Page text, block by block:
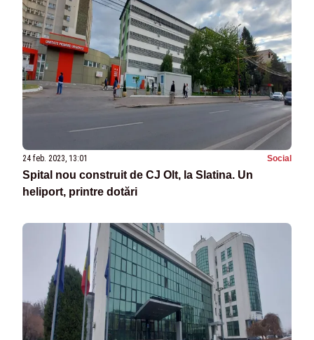
24 feb. 2023, 13:01 Social
Spital nou construit de CJ Olt, la Slatina. Un
heliport, printre dotări